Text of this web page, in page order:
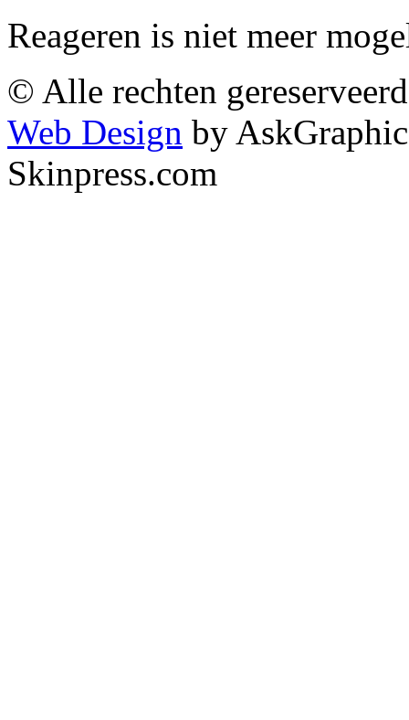
Reageren is niet meer
© Alle rechten
Web Design by
Skinpress.com